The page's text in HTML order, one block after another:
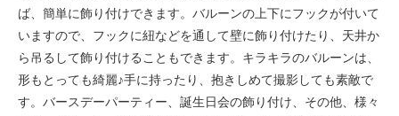
ば、簡単に飾り付けできます。バルーンの上下にフックが付いて
いますので、フックに紐などを通して壁に飾り付けたり、天井か
ら吊るして飾り付けることもできます。キラキラのバルーンは、
形もとっても綺麗♪手に持ったり、抱きしめて撮影しても素敵で
す。バースデーパーティー、誕生日会の飾り付け、その他、様々